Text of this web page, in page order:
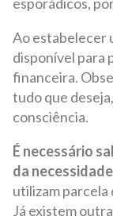
Ao estabelecer
disponível para
financeira.
tudo que
consciência.
É necessário
da
utilizam parcela
Já existem